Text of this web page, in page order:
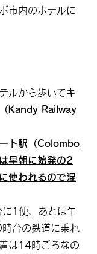
市内のホテルに
ルから歩いてキ
Kandy Railway
ト駅（Colombo
早朝に始発の2
使われるので混
1便、あとは午
台の鉄道に乗れ
は14時ごろなの